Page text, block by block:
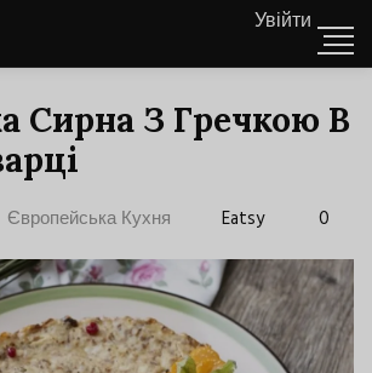
Увійти
Сирна З Гречкою В
Європейська Кухня Eatsy 0